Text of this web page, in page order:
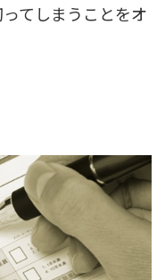
てしまうことをオ